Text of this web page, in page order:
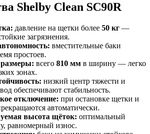
Shelby Clean SC90R
давление на щетки более 50 кг —
загрязнения.
вместительные баки
простоев.
всего 810 мм в ширину — легко
зонах.
низкий центр тяжести и
обеспечивают стабильность.
отключение: при остановке щетки и
автоматически.
высота щёток: оптимальный
равномерный износ.